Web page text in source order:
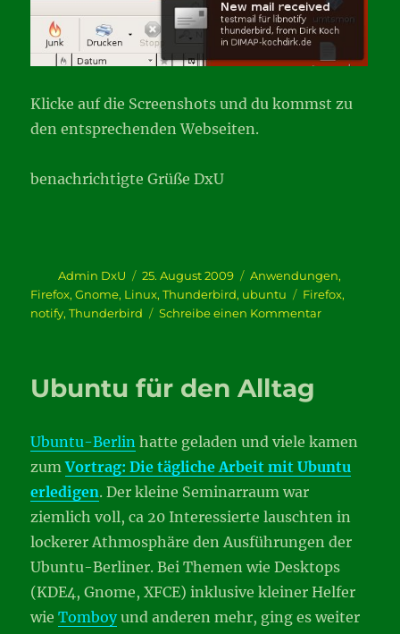
Klicke auf die Screenshots und du kommst zu
den entsprechenden Webseiten.
benachrichtigte Grüße DxU
Autor
Admin DxU
Veröffentlicht
am
25. August 2009 Kategorien
Anwendungen,
Firefox,Gnome, Linux,Thunderbird, ubuntu Schlagwörter
Firefox,
notify,Thunderbird Schreibe einen Kommentarzu
Ubuntu für den Alltag
Ubuntu-Berlin hatte geladen und viele kamen
zumVortrag: Die tägliche Arbeit mit Ubuntu
erledigen. Der kleine Seminarraum war
ziemlich voll, ca 20 Interessierte lauschten in
lockerer Athmosphäre den Ausführungen der
Ubuntu-Berliner. Bei Themen wie Desktops
(KDE4, Gnome, XFCE) inklusive kleiner Helfer
wieTomboyund anderen mehr, ging es weiter